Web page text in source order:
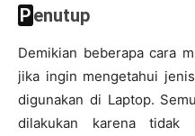
Penutup
Demikian beberapa cara
jika ingin mengetahui
digunakan di Laptop.
dilakukan karena tidak